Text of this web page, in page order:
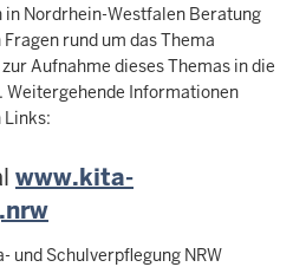
Nordrhein-Westfalen Beratung
rund um das Thema
Aufnahme dieses Themas in die
Weitergehende Informationen
Links:
www.kita-
und Schulverpflegung NRW